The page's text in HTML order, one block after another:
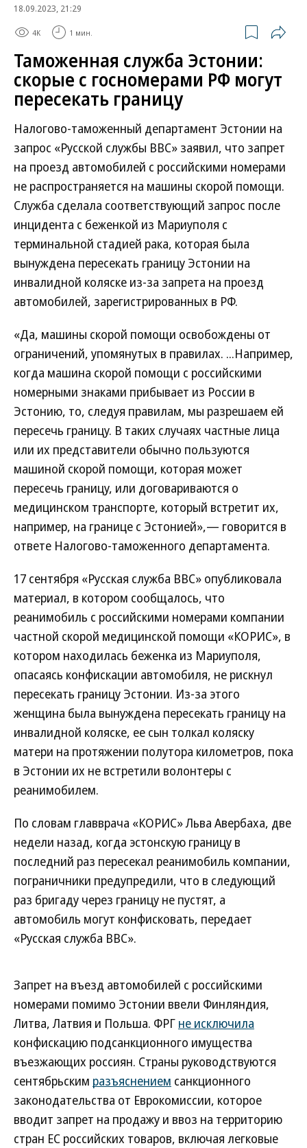
18.09.2023, 21:29
4K 1 мин.
Таможенная служба Эстонии:
скорые с госномерами РФ могут
пересекать границу
Налогово-таможенный департамент Эстонии на
запрос «Русской службы BBC» заявил, что запрет
на проезд автомобилей с российскими номерами
не распространяется на машины скорой помощи.
Служба сделала соответствующий запрос после
инцидента с беженкой из Мариуполя с
терминальной стадией рака, которая была
вынуждена пересекать границу Эстонии на
инвалидной коляске из-за запрета на проезд
автомобилей, зарегистрированных в РФ.
«Да, машины скорой помощи освобождены от
ограничений, упомянутых в правилах. ...Например,
когда машина скорой помощи с российскими
номерными знаками прибывает из России в
Эстонию, то, следуя правилам, мы разрешаем ей
пересечь границу. В таких случаях частные лица
или их представители обычно пользуются
машиной скорой помощи, которая может
пересечь границу, или договариваются о
медицинском транспорте, который встретит их,
например, на границе с Эстонией»,— говорится в
ответе Налогово-таможенного департамента.
17 сентября «Русская служба BBC» опубликовала
материал, в котором сообщалось, что
реанимобиль с российскими номерами компании
частной скорой медицинской помощи «КОРИС», в
котором находилась беженка из Мариуполя,
опасаясь конфискации автомобиля, не рискнул
пересекать границу Эстонии. Из-за этого
женщина была вынуждена пересекать границу на
инвалидной коляске, ее сын толкал коляску
матери на протяжении полутора километров, пока
в Эстонии их не встретили волонтеры с
реанимобилем.
По словам главврача «КОРИС» Льва Авербаха, две
недели назад, когда эстонскую границу в
последний раз пересекал реанимобиль компании,
пограничники предупредили, что в следующий
раз бригаду через границу не пустят, а
автомобиль могут конфисковать, передает
«Русская служба BBC».
Запрет на въезд автомобилей с российскими
номерами помимо Эстонии ввели Финляндия,
Литва, Латвия и Польша. ФРГ не исключила
конфискацию подсанкционного имущества
въезжающих россиян. Страны руководствуются
сентябрьским разъяснением санкционного
законодательства от Еврокомиссии, которое
вводит запрет на продажу и ввоз на территорию
стран ЕС российских товаров, включая легковые